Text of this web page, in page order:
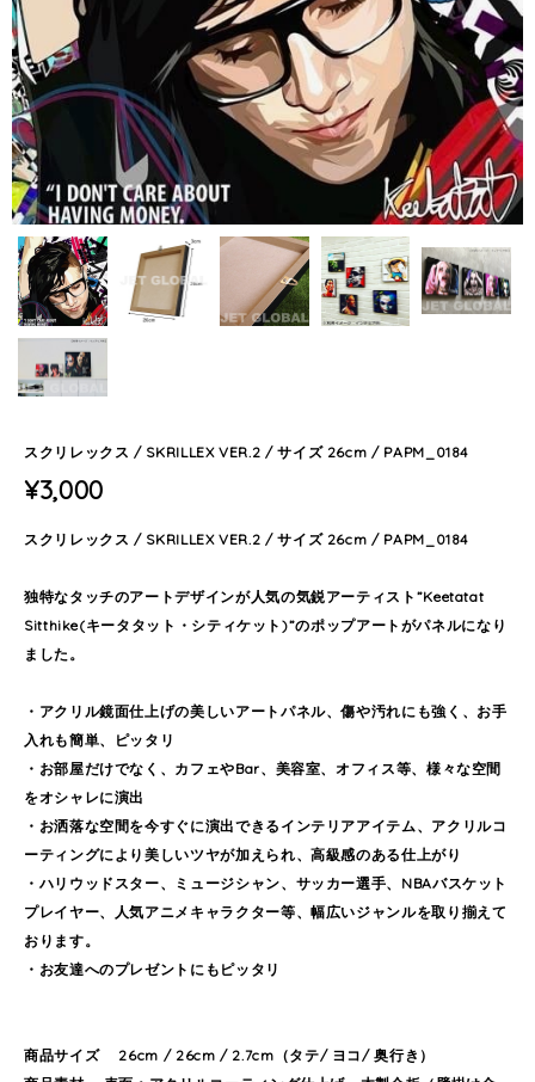
スクリレックス / SKRILLEX VER.2 / サイズ 26cm / PAPM_0184
¥3,000
スクリレックス / SKRILLEX VER.2 / サイズ 26cm / PAPM_0184
独特なタッチのアートデザインが人気の気鋭アーティスト”Keetatat
Sitthike(キータタット・シティケット)”のポップアートがパネルになり
ました。
・アクリル鏡面仕上げの美しいアートパネル、傷や汚れにも強く、お手
入れも簡単、ピッタリ
・お部屋だけでなく、カフェやBar、美容室、オフィス等、様々な空間
をオシャレに演出
・お洒落な空間を今すぐに演出できるインテリアアイテム、アクリルコ
ーティングにより美しいツヤが加えられ、高級感のある仕上がり
・ハリウッドスター、ミュージシャン、サッカー選手、NBAバスケット
プレイヤー、人気アニメキャラクター等、幅広いジャンルを取り揃えて
おります。
・お友達へのプレゼントにもピッタリ
商品サイズ 26cm / 26cm / 2.7cm（タテ/ ヨコ/ 奥行き）